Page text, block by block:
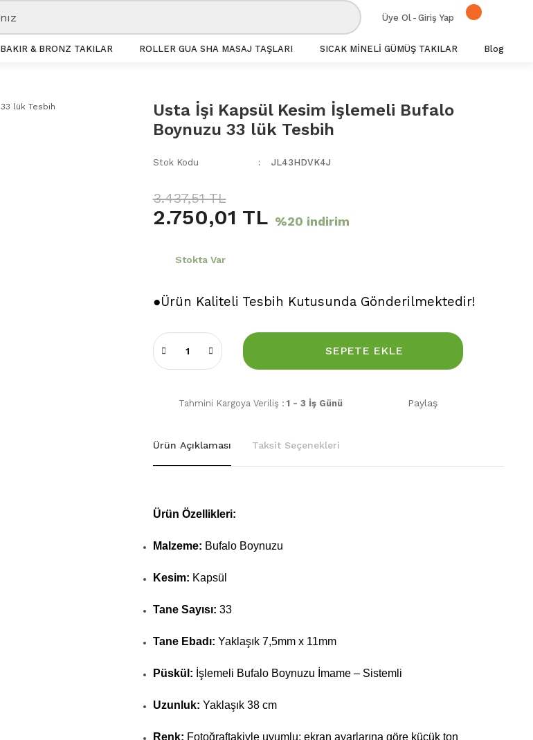
Üye Ol - Giriş Yap
BAKIR & BRONZ TAKILAR ROLLER GUA SHA MASAJ TAŞLARI SICAK MİNELİ GÜMÜŞ TAKILAR Blog
Usta İşi Kapsül Kesim İşlemeli Bufalo
Boynuzu 33 lük Tesbih
Stok Kodu JL43HDVK4J
3.437,51 TL
2.750,01 TL %20 indirim
Stokta Var
●Ürün Kaliteli Tesbih Kutusunda Gönderilmektedir!
SEPETE EKLE
Tahmini Kargoya Veriliş : 1 - 3 İş Günü Paylaş
Ürün Açıklaması Taksit Seçenekleri
Ürün Özellikleri:
Malzeme: Bufalo Boynuzu
Kesim: Kapsül
Tane Sayısı: 33
Tane Ebadı: Yaklaşık 7,5mm x 11mm
Püskül: İşlemeli Bufalo Boynuzu İmame – Sistemli
Uzunluk: Yaklaşık 38 cm
Renk: Fotoğraftakiyle uyumlu; ekran ayarlarına göre küçük ton